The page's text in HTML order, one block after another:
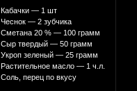
Кабачки — 1 шт
Чеснок — 2 зубчика
Сметана 20 % — 100 грамм
Сыр твердый — 50 грамм
Укроп зеленый — 25 грамм
Растительное масло — 1 ч.л.
Соль, перец по вкусу